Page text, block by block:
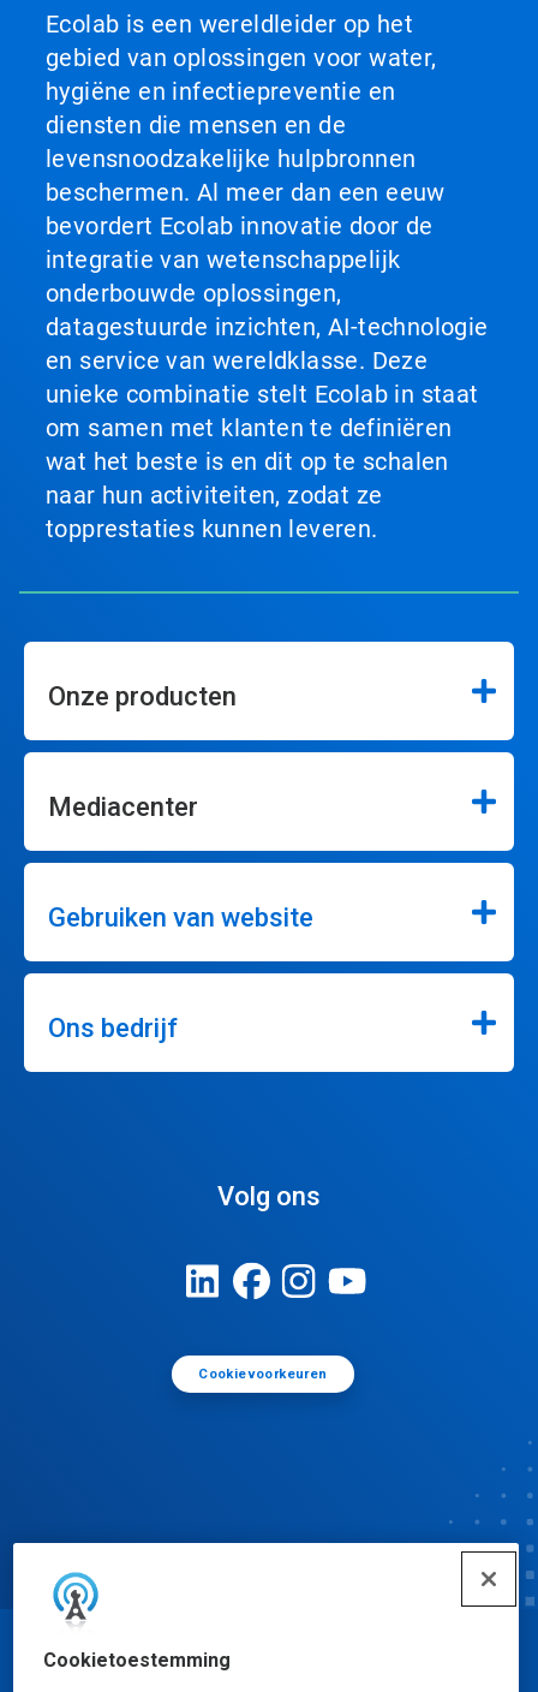
Cookietoestemming
Ecolab is een wereldleider op het
gebied van oplossingen voor water,
hygiëne en infectiepreventie en
diensten die mensen en de
levensnoodzakelijke hulpbronnen
beschermen. Al meer dan een eeuw
bevordert Ecolab innovatie door de
integratie van wetenschappelijk
onderbouwde oplossingen,
datagestuurde inzichten, AI-technologie
en service van wereldklasse. Deze
unieke combinatie stelt Ecolab in staat
om samen met klanten te definiëren
wat het beste is en dit op te schalen
naar hun activiteiten, zodat ze
topprestaties kunnen leveren.
Onze producten
Mediacenter
Gebruiken van website
Ons bedrijf
Volg ons
Cookievoorkeuren
© Ecolab Inc. 2025